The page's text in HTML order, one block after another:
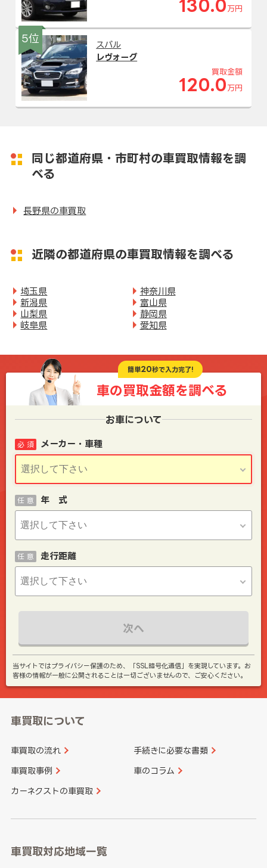
130.0 万円
5位
スバル
レヴォーグ
買取金額
120.0 万円
同じ都道府県・市町村の車買取情報を調
べる
長野県の車買取
近隣の都道府県の車買取情報を調べる
埼玉県
神奈川県
新潟県
富山県
山梨県
静岡県
岐阜県
愛知県
簡単20秒で入力完了!
車の買取金額を調べる
お車について
メーカー・車種
必 須
年 式
任 意
走行距離
任 意
次へ
当サイトではプライバシー保護のため、「SSL暗号化通信」を実現しています。お
客様の情報が一般に公開されることは一切ございませんので、ご安心ください。
車買取について
車買取の流れ 手続きに必要な書類
車買取事例 車のコラム
カーネクストの車買取
車買取対応地域一覧